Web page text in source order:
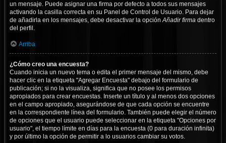
un mensaje. Puede asignar una firma por defecto a todos sus mensajes
activando la casilla correcta en su Panel de Control de Usuario. Para dejar
de añadirla en los mensajes, debe desactivar la opciónAñadir firma dentro
del perfil.
Arriba
¿Cómo creo una encuesta?
Cuando inicia un nuevo tema o edita el primer mensaje del mismo, debe
hacer clic en la etiqueta "Agregar Encuesta" debajo del formulario de
publicación; si no la visualiza, significa que no posee los permisos
apropiados para crear encuestas. Inserte un título y al menos dos opciones
en el campo apropiado, asegurándose de que cada opción se encuentre
en la correspondiente línea del formulario. También puede elegir el número
de opciones que el usuario puede seleccionar en la etiqueta "Opciones por
usuario", el tiempo límite en días para la encuesta (0 para duración infinita)
y por último la opción de permitir a lo usuarios cambiar su votos.